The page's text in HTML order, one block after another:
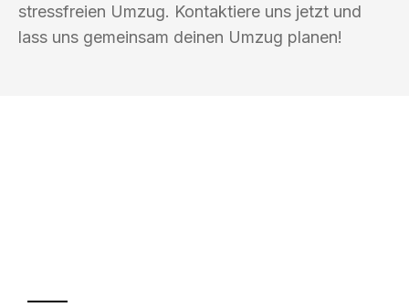
stressfreien Umzug. Kontaktiere uns jetzt und
lass uns gemeinsam deinen Umzug planen!